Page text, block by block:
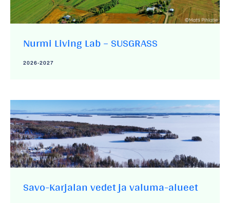
Nurmi Living Lab – SUSGRASS
2026-2027
Savo-Karjalan vedet ja valuma-alueet